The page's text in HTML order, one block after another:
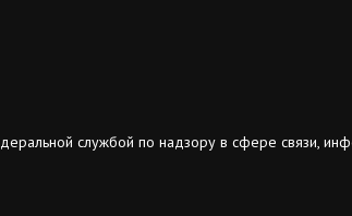
службой по надзору в сфере связи,